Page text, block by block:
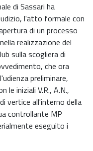
di Sassari ha
l'atto formale con
di un processo
realizzazione del
sulla scogliera di
che ora
preliminare,
le iniziali V.R., A.N.,
vertice all'interno della
controllante MP
eseguito i